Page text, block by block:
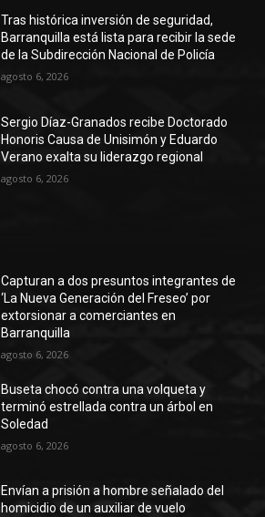
Tras histórica inversión de seguridad,
Barranquilla está lista para recibir la sede
de la Subdirección Nacional de Policía
agosto 6, 2026
Sergio Díaz-Granados recibe Doctorado
Honoris Causa de Unisimón y Eduardo
Verano exalta su liderazgo regional
agosto 6, 2026
Capturan a dos presuntos integrantes de
‘La Nueva Generación del Freseo’ por
extorsionar a comerciantes en
Barranquilla
agosto 6, 2026
Buseta chocó contra una volqueta y
terminó estrellada contra un árbol en
Soledad
agosto 6, 2026
Envían a prisión a hombre señalado del
homicidio de un auxiliar de vuelo